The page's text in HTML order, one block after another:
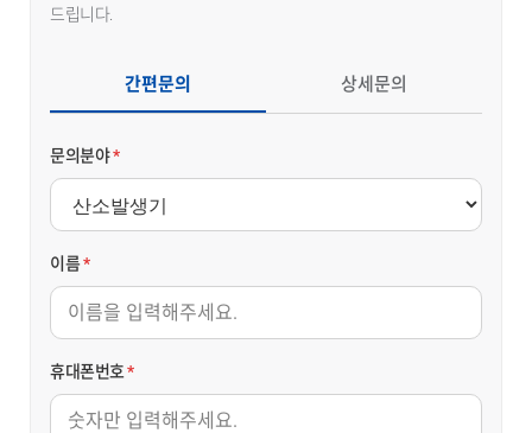
드립니다.
간편문의 상세문의
문의분야*
이름*
휴대폰번호*